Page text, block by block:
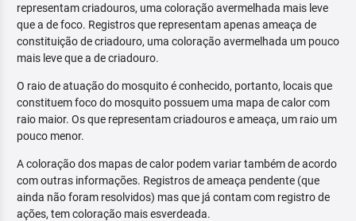
representam criadouros, uma coloração avermelhada mais leve
que a de foco. Registros que representam apenas ameaça de
constituição de criadouro, uma coloração avermelhada um pouco
mais leve que a de criadouro.
O raio de atuação do mosquito é conhecido, portanto, locais que
constituem foco do mosquito possuem uma mapa de calor com
raio maior. Os que representam criadouros e ameaça, um raio um
pouco menor.
A coloração dos mapas de calor podem variar também de acordo
com outras informações. Registros de ameaça pendente (que
ainda não foram resolvidos) mas que já contam com registro de
ações, tem coloração mais esverdeada.